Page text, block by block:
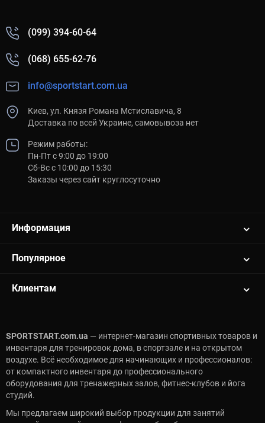
(099) 394-60-64
(068) 655-62-76
info@sportstart.com.ua
Киев, ул. Князя Романа Мстиславича, 8
Доставка по всей Украине, самовывоза нет
Режим работы:
Пн-Пт с 9:00 до 19:00
Сб-Вс с 10:00 до 15:30
Заказы через сайт круглосуточно
Информация
Популярное
Клиентам
SPORTSTART.com.ua — интернет-магазин спортивных товаров и
инвентаря для тренировок дома, в спортзале и на открытом
воздухе. Всё необходимое для начинающих и профессионалов:
от компактного инвентаря до профессионального
оборудования для тренажерных залов, фитнес-клубов и йога
студий.
Мы предлагаем широкий выбор продукции для занятий